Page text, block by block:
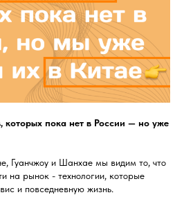
которых пока нет в России — но уже
Гуанчжоу и Шанхае мы видим то, что
на рынок - технологии, которые
и повседневную жизнь.